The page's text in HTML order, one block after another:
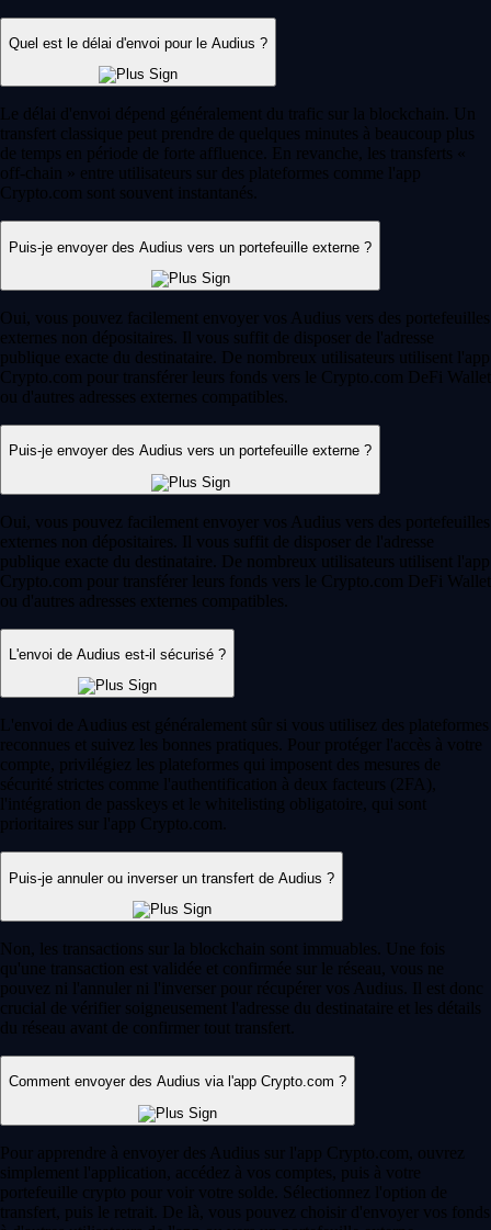
Quel est le délai d'envoi pour le Audius ?
Le délai d'envoi dépend généralement du trafic sur la blockchain. Un
transfert classique peut prendre de quelques minutes à beaucoup plus
de temps en période de forte affluence. En revanche, les transferts «
off-chain » entre utilisateurs sur des plateformes comme l'app
Crypto.com sont souvent instantanés.
Puis-je envoyer des Audius vers un portefeuille externe ?
Oui, vous pouvez facilement envoyer vos Audius vers des portefeuilles
externes non dépositaires. Il vous suffit de disposer de l'adresse
publique exacte du destinataire. De nombreux utilisateurs utilisent l'app
Crypto.com pour transférer leurs fonds vers le Crypto.com DeFi Wallet
ou d'autres adresses externes compatibles.
Puis-je envoyer des Audius vers un portefeuille externe ?
Oui, vous pouvez facilement envoyer vos Audius vers des portefeuilles
externes non dépositaires. Il vous suffit de disposer de l'adresse
publique exacte du destinataire. De nombreux utilisateurs utilisent l'app
Crypto.com pour transférer leurs fonds vers le Crypto.com DeFi Wallet
ou d'autres adresses externes compatibles.
L'envoi de Audius est-il sécurisé ?
L'envoi de Audius est généralement sûr si vous utilisez des plateformes
reconnues et suivez les bonnes pratiques. Pour protéger l'accès à votre
compte, privilégiez les plateformes qui imposent des mesures de
sécurité strictes comme l'authentification à deux facteurs (2FA),
l'intégration de passkeys et le whitelisting obligatoire, qui sont
prioritaires sur l'app Crypto.com.
Puis-je annuler ou inverser un transfert de Audius ?
Non, les transactions sur la blockchain sont immuables. Une fois
qu'une transaction est validée et confirmée sur le réseau, vous ne
pouvez ni l'annuler ni l'inverser pour récupérer vos Audius. Il est donc
crucial de vérifier soigneusement l'adresse du destinataire et les détails
du réseau avant de confirmer tout transfert.
Comment envoyer des Audius via l'app Crypto.com ?
Pour apprendre à envoyer des Audius sur l'app Crypto.com, ouvrez
simplement l'application, accédez à vos comptes, puis à votre
portefeuille crypto pour voir votre solde. Sélectionnez l'option de
transfert, puis le retrait. De là, vous pouvez choisir d'envoyer vos fonds